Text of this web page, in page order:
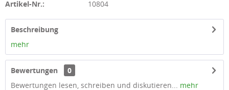
Artikel-Nr.: 10804
Beschreibung
mehr
Bewertungen
0
Bewertungen lesen, schreiben und diskutieren... mehr